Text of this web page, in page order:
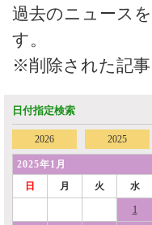
過去のニュース
す。
※削除された記
日付指定検索
2026 2025
2025年1月
日
月 火 水
1